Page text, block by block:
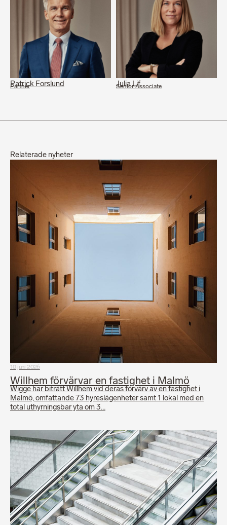
Patrick Forslund
Partner Julia Lif
Senior Associate
Relaterade nyheter
10 juni 2026
Willhem förvärvar en fastighet i Malmö
Wigge har biträtt Willhem vid deras förvärv av en fastighet i
Malmö, omfattande 73 hyreslägenheter samt 1 lokal med en
total uthyrningsbar yta om 3…